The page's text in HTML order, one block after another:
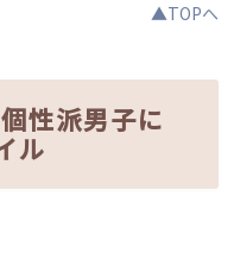
▲TOPへ
性派男子に
ル